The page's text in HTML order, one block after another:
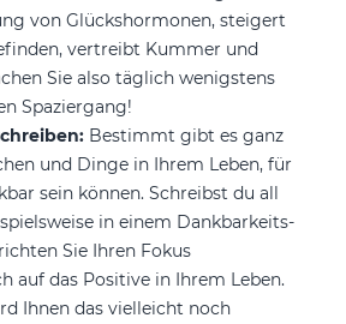
von Glückshormonen, steigert
vertreibt Kummer und
Sie also täglich wenigstens
Spaziergang!
Bestimmt gibt es ganz
und Dinge in Ihrem Leben, für
sein können. Schreibst du all
in einem Dankbarkeits-
Sie Ihren Fokus
auf das Positive in Ihrem Leben.
Ihnen das vielleicht noch